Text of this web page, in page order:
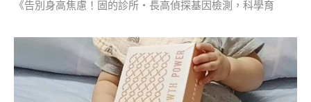
《告別身高焦慮！固的診所・長高偵探基因檢測，科學育